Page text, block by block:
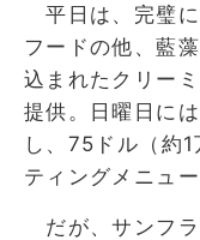
平日は、完璧
フードの他、藍
込まれたクリー
提供。日曜日に
し、75ドル（約
ティングメニュ
だが、サンフラ